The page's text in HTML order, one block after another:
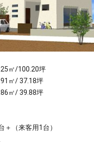
㎡/100.20坪
㎡/ 37.18坪
㎡/ 39.88坪
＋（来客用1台）